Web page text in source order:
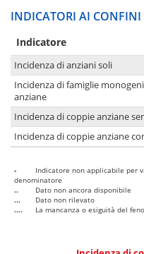
INDICATORI AI CONFINI
Indicatore
Incidenza di anziani soli
Incidenza di famiglie
anziane
Incidenza di coppie anziane
Incidenza di coppie anziane
-
Indicatore non applicabile per
denominatore
..
Dato non ancora disponibile
...
Dato non rilevato
....
La mancanza o esiguità del